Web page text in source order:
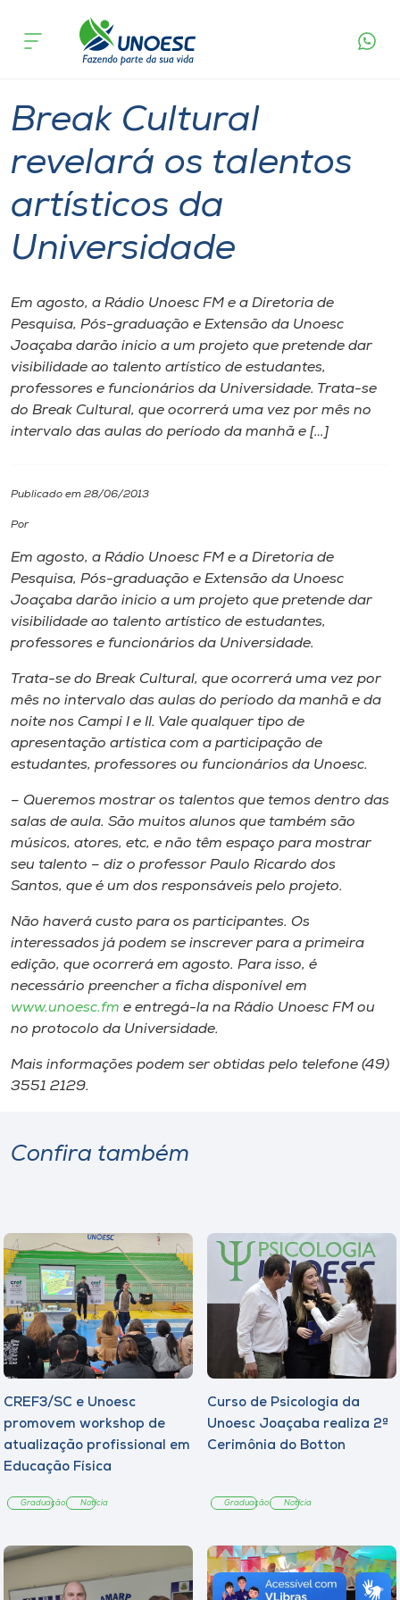
Cursos
Atendimento ao Estudante
Portal de Ensino
A
Unoesc
Internacionalização
I.nova
Diplomados
CPA
Biblioteca
Editora
Rádio
Museu
Unoesc
Store
Selecione
o idioma
A+
A-
acontece
Break Cultural
revelará os talentos
artísticos da
Universidade
Em agosto, a Rádio Unoesc FM e a Diretoria de
Pesquisa, Pós-graduação e Extensão da Unoesc
Joaçaba darão inicio a um projeto que pretende dar
visibilidade ao talento artístico de estudantes,
professores e funcionários da Universidade. Trata-se
do Break Cultural, que ocorrerá uma vez por mês no
intervalo das aulas do período da manhã e […]
Publicado em 28/06/2013
Por
Em agosto, a Rádio Unoesc FM e a Diretoria de
Pesquisa, Pós-graduação e Extensão da Unoesc
Joaçaba darão inicio a um projeto que pretende dar
visibilidade ao talento artístico de estudantes,
professores e funcionários da Universidade.
Trata-se do Break Cultural, que ocorrerá uma vez por
mês no intervalo das aulas do período da manhã e da
noite nos Campi I e II. Vale qualquer tipo de
apresentação artística com a participação de
estudantes, professores ou funcionários da Unoesc.
– Queremos mostrar os talentos que temos dentro das
salas de aula. São muitos alunos que também são
músicos, atores, etc, e não têm espaço para mostrar
seu talento – diz o professor Paulo Ricardo dos
Santos, que é um dos responsáveis pelo projeto.
Não haverá custo para os participantes. Os
interessados já podem se inscrever para a primeira
edição, que ocorrerá em agosto. Para isso, é
necessário preencher a ficha disponível em
www.unoesc.fm e entregá-la na Rádio Unoesc FM ou
no protocolo da Universidade.
Mais informações podem ser obtidas pelo telefone (49)
3551 2129.
Confira também
CREF3/SC e Unoesc
promovem workshop de
atualização profissional em
Educação Física
Graduação Notícia
Curso de Psicologia da
Unoesc Joaçaba realiza 2ª
Cerimônia do Botton
Graduação Notícia